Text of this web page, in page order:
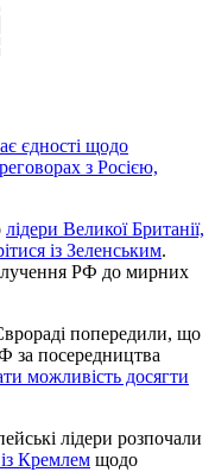
єдності щодо
з Росією,
лідери Великої Британії,
із Зеленським.
РФ до мирних
попередили, що
за посередництва
можливість досягти
лідери розпочали
Кремлем щодо